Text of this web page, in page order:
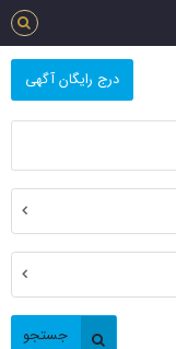
درج رایگان آگهی
جستجو